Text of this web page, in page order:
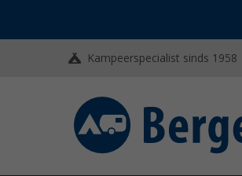
Kampeerspecialist sinds 1958